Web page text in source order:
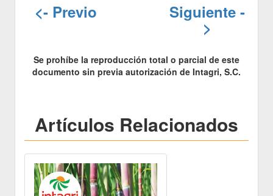
<- Previo Siguiente -
>
Se prohíbe la reproducción total o parcial de este
documento sin previa autorización de Intagri, S.C.
Artículos Relacionados